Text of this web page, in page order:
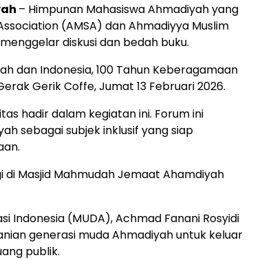
– Himpunan Mahasiswa Ahmadiyah yang
(AMSA) dan Ahmadiyya Muslim
diskusi dan bedah buku.
dan Indonesia, 100 Tahun Keberagamaan
Gerik Coffe, Jumat 13 Februari 2026.
hadir dalam kegiatan ini. Forum ini
sebagai subjek inklusif yang siap
di Masjid Mahmudah Jemaat Ahamdiyah
(MUDA), Achmad Fanani Rosyidi
generasi muda Ahmadiyah untuk keluar
publik.